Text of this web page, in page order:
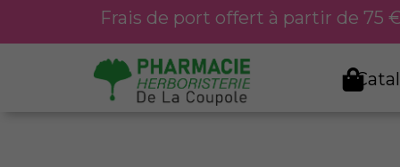
Frais de port offert à partir de 75